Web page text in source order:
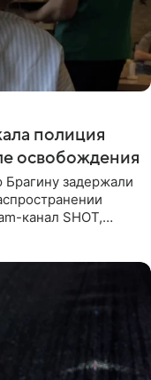
полиция
освобождения
Брагину задержали
канал SHOT,